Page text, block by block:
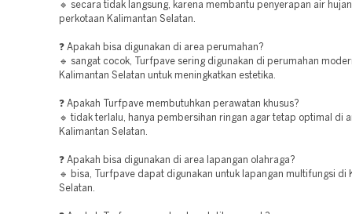
🔹 secara tidak langsung, karena membantu penyerapan air
perkotaan Kalimantan Selatan.
❓ Apakah bisa digunakan di area perumahan?
🔹 sangat cocok, Turfpave sering digunakan di perumahan
Kalimantan Selatan untuk meningkatkan estetika.
❓ Apakah Turfpave membutuhkan perawatan khusus?
🔹 tidak terlalu, hanya pembersihan ringan agar tetap optimal di
Kalimantan Selatan.
❓ Apakah bisa digunakan di area lapangan olahraga?
🔹 bisa, Turfpave dapat digunakan untuk lapangan multifungsi di
Selatan.